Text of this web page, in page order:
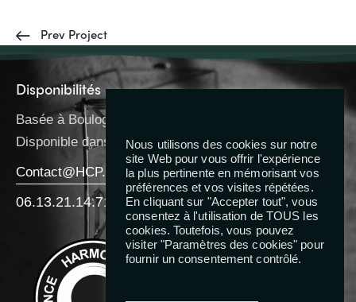
Prev Project
Disponibilités
Basée à Boulogne-Billancourt
Disponible dans toute l’IDF
Contact@HCP.Coach
06.13.21.14.71
Reseaux
Nous utilisons des cookies sur notre
site Web pour vous offrir l'expérience
la plus pertinente en mémorisant vos
préférences et vos visites répétées.
En cliquant sur "Accepter tout", vous
consentez à l'utilisation de TOUS les
cookies. Toutefois, vous pouvez
visiter "Paramètres des cookies" pour
fournir un consentement contrôlé.